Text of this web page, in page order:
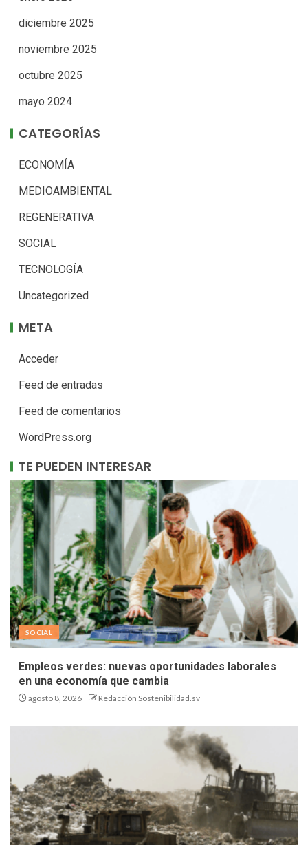
diciembre 2025
noviembre 2025
octubre 2025
mayo 2024
CATEGORÍAS
ECONOMÍA
MEDIOAMBIENTAL
REGENERATIVA
SOCIAL
TECNOLOGÍA
Uncategorized
META
Acceder
Feed de entradas
Feed de comentarios
WordPress.org
TE PUEDEN INTERESAR
SOCIAL
Empleos verdes: nuevas oportunidades laborales
en una economía que cambia
agosto 8, 2026 Redacción Sostenibilidad.sv